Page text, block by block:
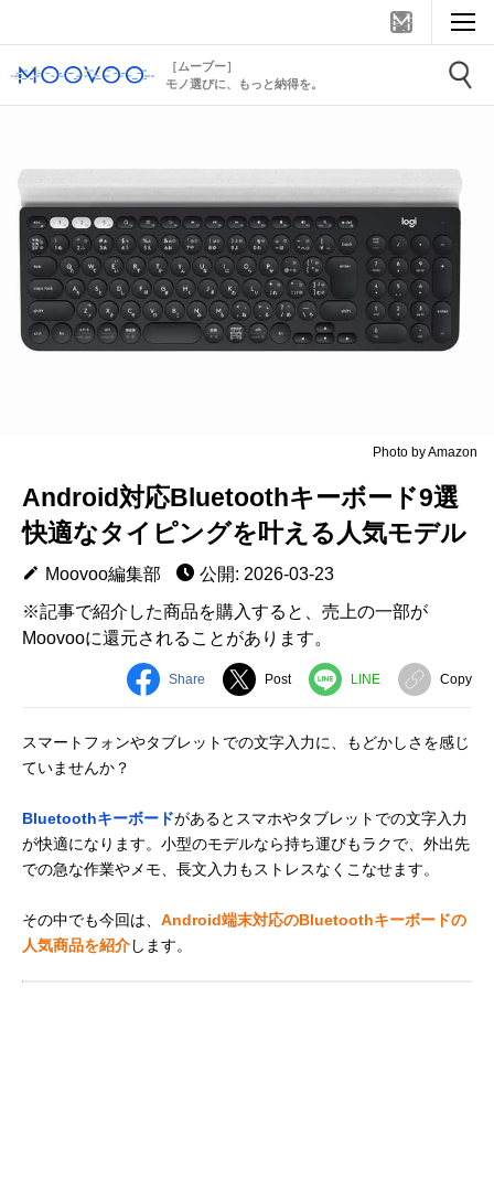
［ムーブー］
モノ選びに、もっと納得を。
Photo by Amazon
Android対応Bluetoothキーボード9選
快適なタイピングを叶える人気モデル
Moovoo編集部
公開: 2026-03-23
※記事で紹介した商品を購入すると、売上の一部が
Moovooに還元されることがあります。
Share Post LINE Copy
スマートフォンやタブレットでの文字入力に、もどかしさを感じ
ていませんか？
Bluetoothキーボードがあるとスマホやタブレットでの文字入力
が快適になります。小型のモデルなら持ち運びもラクで、外出先
での急な作業やメモ、長文入力もストレスなくこなせます。
その中でも今回は、 Android端末対応のBluetoothキーボードの
人気商品を紹介します。